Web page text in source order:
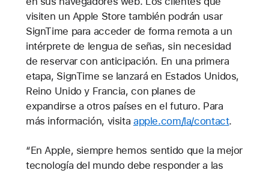
visiten un Apple Store también podrán usar
SignTime para acceder de forma remota a un
intérprete de lengua de señas, sin necesidad
de reservar con anticipación. En una primera
etapa, SignTime se lanzará en Estados Unidos,
Reino Unido y Francia, con planes de
expandirse a otros países en el futuro. Para
más información, visita apple.com/la/contact.
“En Apple, siempre hemos sentido que la mejor
tecnología del mundo debe responder a las